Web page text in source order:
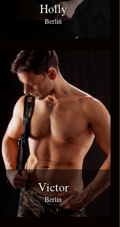
Holly
Berlin
Victor
Berlin